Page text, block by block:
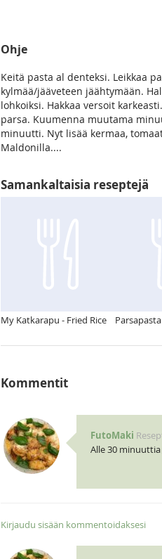
Ohje
Keitä pasta al denteksi. Leikkaa
kylmää/jääveteen jäähtymään.
lohkoiksi. Hakkaa versoit
parsa. Kuumenna muutama
minuutti. Nyt lisää kermaa,
Maldonilla....
Samankaltaisia reseptejä
My Katkarapu - Fried Rice Parsapasta
Kommentit
FutoMaki
Alle 30
Kirjaudu sisään kommentoidaksesi